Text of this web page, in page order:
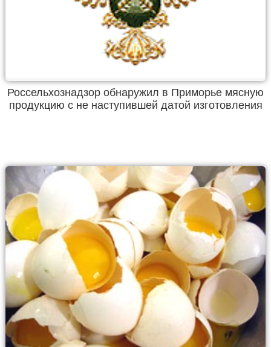
Россельхознадзор обнаружил в Приморье мясную
продукцию с не наступившей датой изготовления